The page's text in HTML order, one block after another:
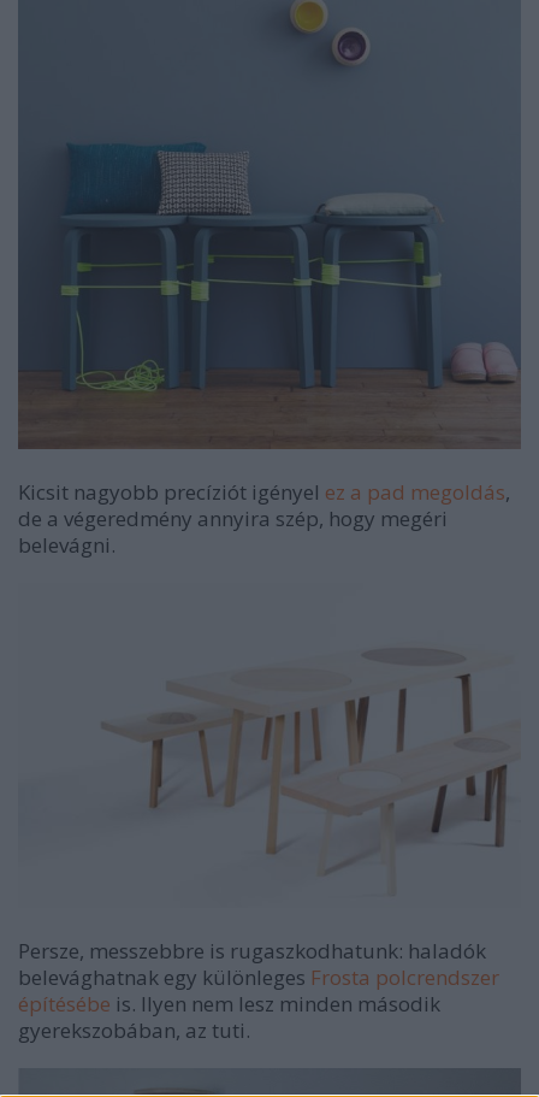
Kicsit nagyobb precíziót igényel ez a pad megoldás,
de a végeredmény annyira szép, hogy megéri
belevágni.
Persze, messzebbre is rugaszkodhatunk: haladók
belevághatnak egy különleges Frosta polcrendszer
építésébe is. Ilyen nem lesz minden második
gyerekszobában, az tuti.